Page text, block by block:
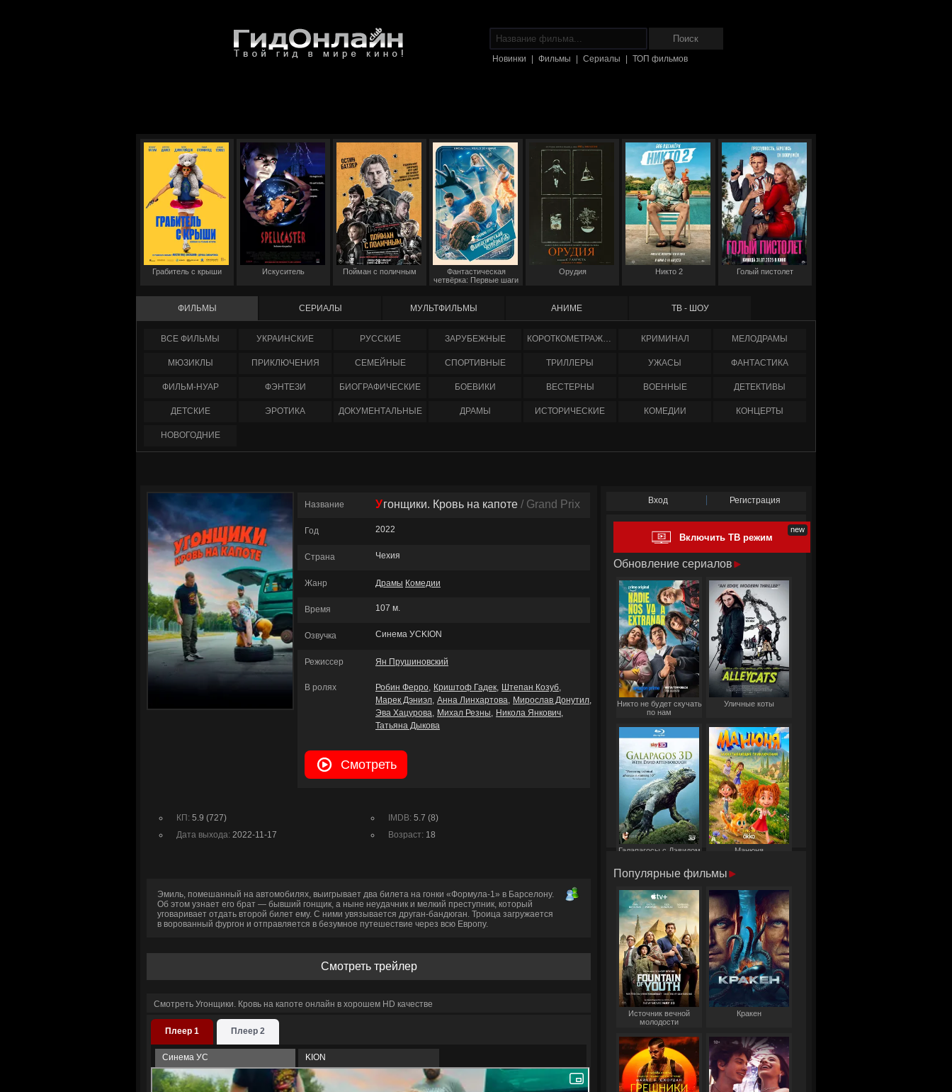
Новинки Фильмы Сериалы ТОП фильмов
Грабитель с крыши Искуситель Пойман с поличным
Фантастическая
четвёрка: Первые шаги
Орудия Никто 2 Голый пистолет
ФИЛЬМЫ СЕРИАЛЫ МУЛЬТФИЛЬМЫ АНИМЕ ТВ - ШОУ
ФИЛЬМЫ УКРАИНCКИЕ РУССКИЕ ЗАРУБЕЖНЫЕ КОРОТКОМЕТРАЖНЫЕ КРИМИНАЛ МЕЛОДРАМЫ
МЮЗИКЛЫ ПРИКЛЮЧЕНИЯ СЕМЕЙНЫЕ СПОРТИВНЫЕ ТРИЛЛЕРЫ УЖАСЫ ФАНТАСТИКА
ФИЛЬМ-НУАР ФЭНТЕЗИ БИОГРАФИЧЕСКИЕ БОЕВИКИ ВЕСТЕРНЫ ВОЕННЫЕ ДЕТЕКТИВЫ
ДЕТСКИЕ ЭРОТИКА ДОКУМЕНТАЛЬНЫЕ ДРАМЫ ИСТОРИЧЕСКИЕ КОМЕДИИ КОНЦЕРТЫ
НОВОГОДНИЕ
Название Угонщики. Кровь на капоте / Grand Prix
Год 2022
Страна Чехия
Жанр Драмы Комедии
Время 107 м.
Озвучка Синема УСKION
Режиссер Ян Прушиновский
В ролях Робин Ферро Криштоф Гадек
Штепан Козуб
Марек Дэниэл Анна Линхартова
Мирослав Донутил
Эва Хацурова
Михал Резны
Никола Янкович
Татьяна Дыкова
Смотреть
КП: 5.9 (727) IMDB:5.7 (8)
Дата выхода: 2022-11-17 Возраст: 18
Эмиль, помешанный на автомобилях, выигрывает два билета на гонки «Формула-1» в Барселону.
Об этом узнает его брат — бывший гонщик, а ныне неудачник и мелкий преступник, который
уговаривает отдать второй билет ему. С ними увязывается друган-бандюган. Троица загружается
в ворованный фургон и отправляется в безумное путешествие через всю Европу.
Смотреть трейлер
Смотреть Угонщики. Кровь на капоте онлайн в хорошем HD качестве
Плеер 1 Плеер 2
Синема УС KION
Вход Регистрация
Включить ТВ режим
Обновление сериалов
Никто не будет скучать
по нам
Уличные коты
Галапагосы с Дэвидом
Манюня
Популярные фильмы
Источник вечной
молодости
Кракен